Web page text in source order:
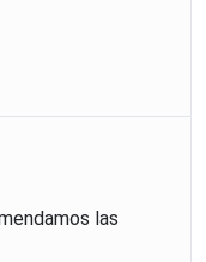
las